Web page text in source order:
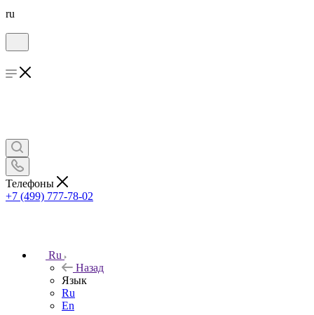
ru
Телефоны
+7 (499) 777-78-02
Ru
Назад
Язык
Ru
En